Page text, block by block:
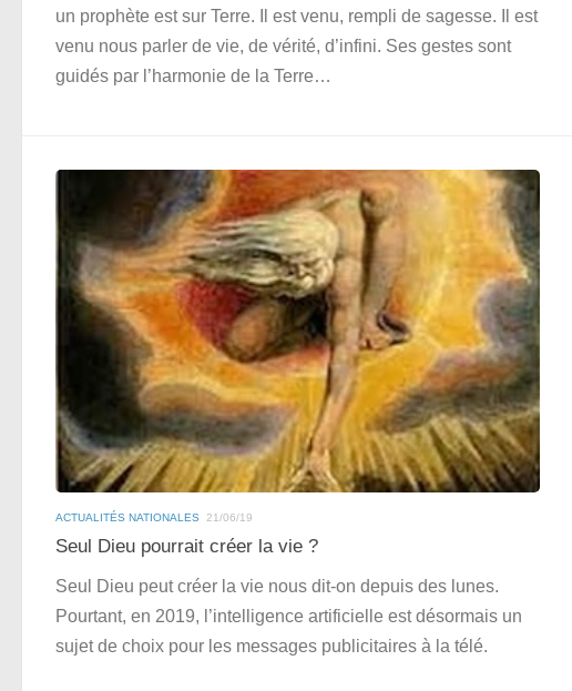
un prophète est sur Terre. Il est venu, rempli de sagesse. Il est
venu nous parler de vie, de vérité, d’infini. Ses gestes sont
guidés par l’harmonie de la Terre…
ACTUALITÉS NATIONALES 21/06/19
Seul Dieu pourrait créer la vie ?
Seul Dieu peut créer la vie nous dit-on depuis des lunes.
Pourtant, en 2019, l’intelligence artificielle est désormais un
sujet de choix pour les messages publicitaires à la télé.